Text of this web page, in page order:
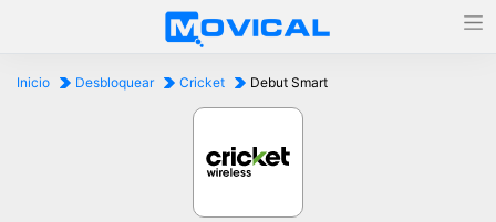
Inicio Desbloquear Cricket Debut Smart